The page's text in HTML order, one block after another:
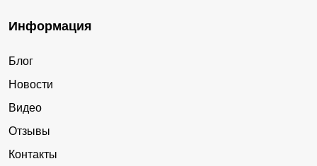
Информация
Блог
Новости
Видео
Отзывы
Контакты